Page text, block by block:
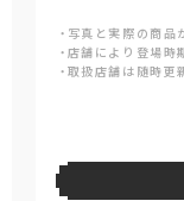
・写真と実際の商品
・店舗により登場時
・取扱店舗は随時更